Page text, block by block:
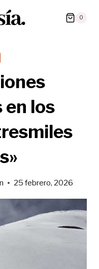
0
en los
25 febrero, 2026